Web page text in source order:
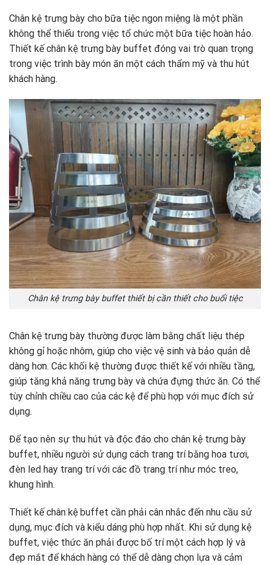
Chân kệ trưng bày cho bữa tiệc ngon miệng là một phần
không thể thiếu trong việc tổ chức một bữa tiệc hoàn hảo.
Thiết kế chân kệ trưng bày buffet đóng vai trò quan trọng
trong việc trình bày món ăn một cách thẩm mỹ và thu hút
khách hàng.
Chân kệ trưng bày buffet thiết bị cần thiết cho buổi tiệc
Chân kệ trưng bày thường được làm bằng chất liệu thép
không gỉ hoặc nhôm, giúp cho việc vệ sinh và bảo quản dễ
dàng hơn. Các khối kệ thường được thiết kế với nhiều tầng,
giúp tăng khả năng trưng bày và chứa đựng thức ăn. Có thể
tùy chỉnh chiều cao của các kệ để phù hợp với mục đích sử
dụng.
Để tạo nên sự thu hút và độc đáo cho chân kệ trưng bày
buffet, nhiều người sử dụng cách trang trí bằng hoa tươi,
đèn led hay trang trí với các đồ trang trí như móc treo,
khung hình.
Thiết kế chân kệ buffet cần phải cân nhắc đến nhu cầu sử
dụng, mục đích và kiểu dáng phù hợp nhất. Khi sử dụng kệ
buffet, việc thức ăn phải được bố trí một cách hợp lý và
đẹp mắt để khách hàng có thể dễ dàng chọn lựa và cảm